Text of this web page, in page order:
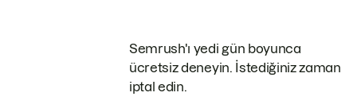
Semrush'ı yedi gün boyunca
ücretsiz deneyin. İstediğiniz zaman
iptal edin.